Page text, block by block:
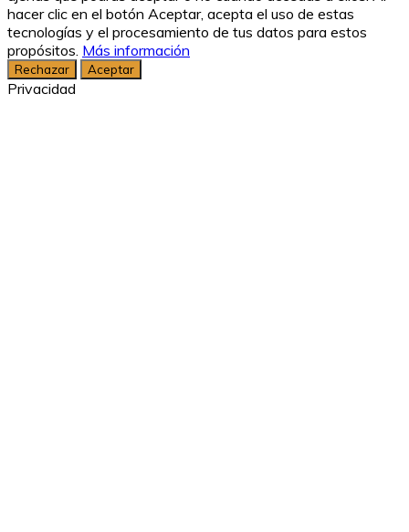
hacer clic en el botón Aceptar, acepta el uso de estas
tecnologías y el procesamiento de tus datos para estos
propósitos. Más información
Rechazar Aceptar
Privacidad